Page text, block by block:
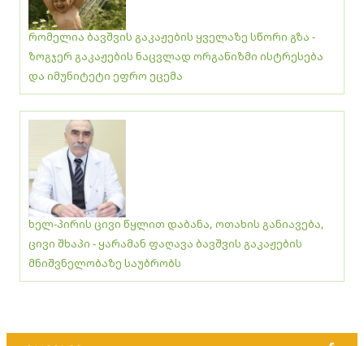
რომელია ბავშვის გაკაჟების ყველაზე სწორი გზა -
ზოგჯერ გაკაჟების ნაცვლად ორგანიზმი ისტრესება
და იმუნიტეტი ეფრო ეცემა
ხელ-პირის ცივი წყლით დაბანა, ოთახის განიავება,
ცივი შხაპი - ყარამან ფაღავა ბავშვის გაკაჟების
მნიშვნელობაზე საუბრობს